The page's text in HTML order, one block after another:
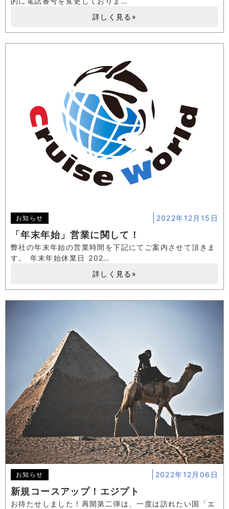
詳しく見る»
「年末年始」営業に関して！
お知らせ 2022年12月15日
弊社の年末年始の営業時間を下記にてご案内させて頂きま
す。 年末年始休業日 202…
詳しく見る»
新規コースアップ！エジプト
お知らせ 2022年12月06日
お待たせしました！再開第二弾は、一度は訪れたい国「エ